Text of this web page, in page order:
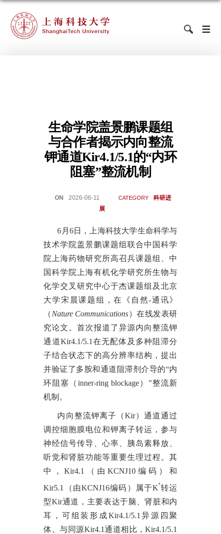
生命学院盖景鹏课题组
与合作者揭示内向整流
钾通道Kir4.1/5.1的“内环
阻塞”整流机制
ON 2026-06-11 CATEGORY
科研进
展
6月6日，上海科技大学生命科学与
技术学院盖景鹏课题组联合中国科学
院上海药物研究所高召兵课题组、中
国科学院上海有机化学研究所生物与
化学交叉研究中心于杰课题组及北京
大学宋晨课题组，在《自然-通讯》
（ Nature Communications）在线发表研
究论文。首次报道了异源内向整流钾
通道Kir4.1/5.1在无配体及多种阻滞分
子结合状态下的高分辨率结构，提出
并验证了多胺和通道阻滞剂介导的“内
环阻塞（inner-ring blockage）”整流新
机制。
内向整流钾离子（Kir）通道通过
调控细胞膜电位和钾离子转运，参与
神经信号传导、心率、胰岛素释放、
听觉和肾脏功能等重要生理过程。其
中，Kir4.1（由KCNJ10编码）和
Kir5.1（由KCNJ16编码）属于K⁺转运
型Kir通道，主要表达于脑、肾脏和内
耳，可组装形成Kir4.1/5.1异源四聚
体。与同源Kir4.1通道相比，Kir4.1/5.1